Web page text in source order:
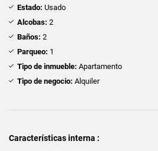
Estado: Usado
Alcobas: 2
Baños: 2
Parqueo: 1
Tipo de inmueble: Apartamento
Tipo de negocio: Alquiler
Características interna :